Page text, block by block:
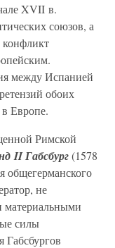
XVII в.
союзов, а
между Испанией
обоих
Европе.
Римской
II Габсбург(1578
общегерманского
не
материальными
силы
Габсбургов